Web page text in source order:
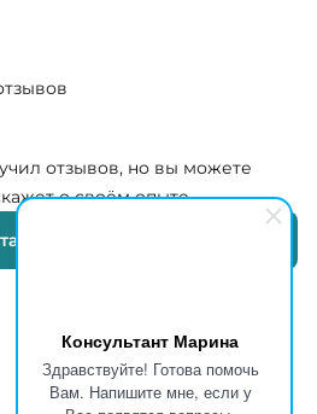
Консультант Марина
Здравствуйте! Готова помочь
Вам. Напишите мне, если у
отзывов, но вы можете
о своём опыте
отзыв